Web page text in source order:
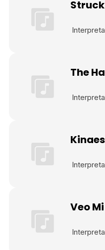
Struck
The
Veo